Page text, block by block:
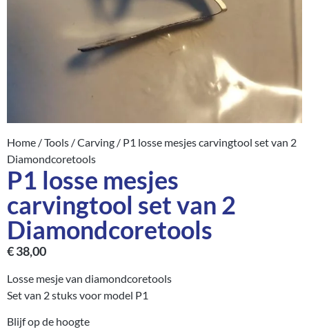
Home /Tools /Carving / P1 losse mesjes carvingtool set van 2
Diamondcoretools
P1 losse mesjes
carvingtool set van 2
Diamondcoretools
€38,00
Losse mesje van diamondcoretools
Set van 2 stuks voor model P1
Blijf op de hoogte